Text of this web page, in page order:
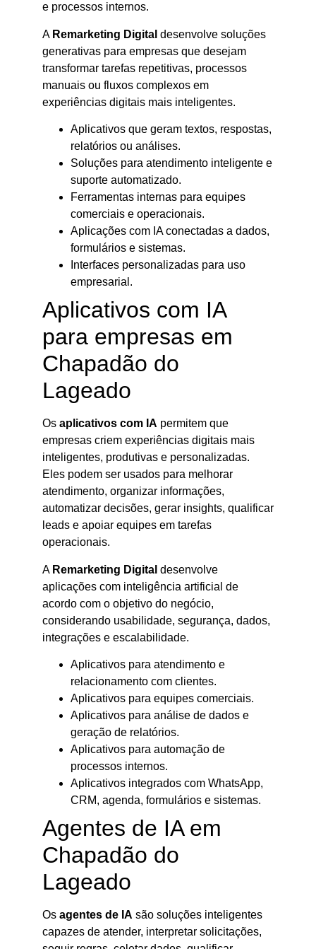
e processos internos.
A Remarketing Digital desenvolve soluções
generativas para empresas que desejam
transformar tarefas repetitivas, processos
manuais ou fluxos complexos em
experiências digitais mais inteligentes.
Aplicativos que geram textos, respostas,
relatórios ou análises.
Soluções para atendimento inteligente e
suporte automatizado.
Ferramentas internas para equipes
comerciais e operacionais.
Aplicações com IA conectadas a dados,
formulários e sistemas.
Interfaces personalizadas para uso
empresarial.
Aplicativos com IA
para empresas em
Chapadão do
Lageado
Os aplicativos com IA permitem que
empresas criem experiências digitais mais
inteligentes, produtivas e personalizadas.
Eles podem ser usados para melhorar
atendimento, organizar informações,
automatizar decisões, gerar insights, qualificar
leads e apoiar equipes em tarefas
operacionais.
A Remarketing Digital desenvolve
aplicações com inteligência artificial de
acordo com o objetivo do negócio,
considerando usabilidade, segurança, dados,
integrações e escalabilidade.
Aplicativos para atendimento e
relacionamento com clientes.
Aplicativos para equipes comerciais.
Aplicativos para análise de dados e
geração de relatórios.
Aplicativos para automação de
processos internos.
Aplicativos integrados com WhatsApp,
CRM, agenda, formulários e sistemas.
Agentes de IA em
Chapadão do
Lageado
Os agentes de IA são soluções inteligentes
capazes de atender, interpretar solicitações,